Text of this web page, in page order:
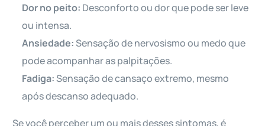
Dor no peito: Desconforto ou dor que pode ser leve
ou intensa.
Ansiedade:Sensação de nervosismo ou medo que
pode acompanhar as palpitações.
Fadiga:Sensação de cansaço extremo, mesmo
após descanso adequado.
Se você perceber um ou mais desses sintomas, é